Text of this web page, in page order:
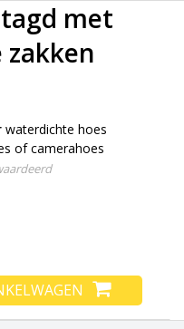
met
waterdichte hoes
of camerahoes